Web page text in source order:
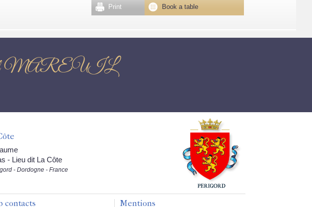
Book a table
Print
MAREUIL
- Lieu dit La Côte
- Dordogne - France
contacts Mentions